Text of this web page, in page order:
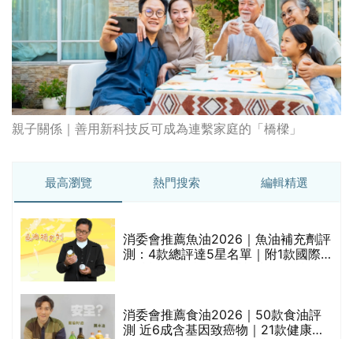
親子關係｜善用新科技反可成為連繫家庭的「橋樑」
最高瀏覽 熱門搜索 編輯精選
消委會推薦魚油2026｜魚油補充劑評
測：4款總評達5星名單｜附1款國際
消委會推薦食油2026｜50款食油評
測 近6成含基因致癌物｜21款健康煮